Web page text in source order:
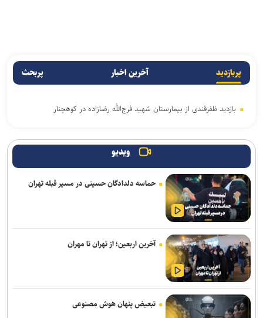
پربازدید آخرین اخبار پربحث
بازدید ظفرقندی از بیمارستان شهید فرج‌الله رضازاده در کوهچنار
ویدیو
حماسه دلدادگان حسینی در مسیر قبله تهران
آخرین اربعین؛ از تهران تا مهران
تبعیض پنهان هوش مصنوعی